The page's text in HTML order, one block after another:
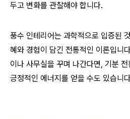
두고 변화를 관찰해야 합니다.
풍수 인테리어는 과학적으로 입증된
혜와 경험이 담긴 전통적인 이론입니
이나 사무실을 꾸며 나간다면, 기분
긍정적인 에너지를 얻을 수도 있습니